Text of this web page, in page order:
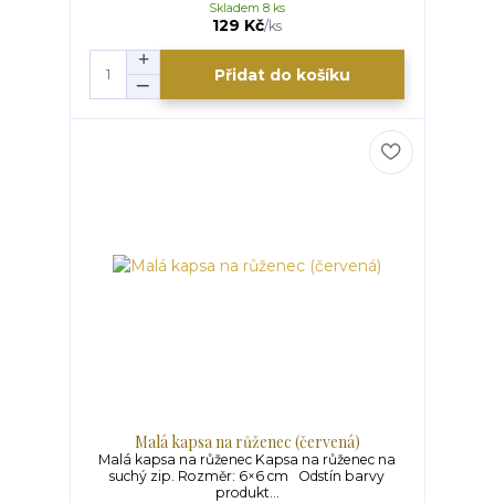
129 Kč/ks
Skladem 8 ks
Přidat do košíku
Malá kapsa na růženec (červená)
Malá kapsa na růženec Kapsa na růženec na
suchý zip. Rozměr: 6×6 cm Odstín barvy
produkt...